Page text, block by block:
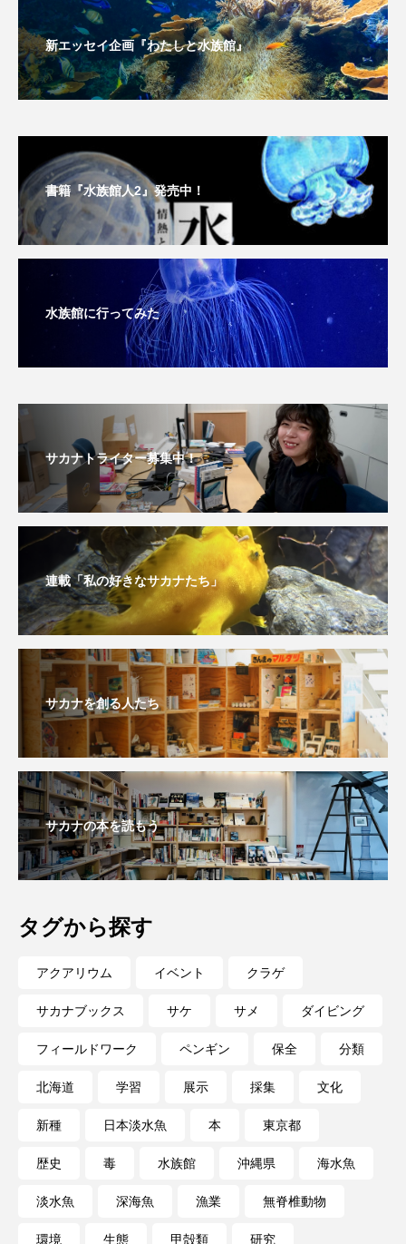
ソトオリイワシ ソラスズメダイ
タイコウチ タイドプール タカエビ
タカラガイ タガメ タコ タコクラゲ
タコブネ タチウオ タナゴ
タラバガニ ダイオウイカ ダイオウカサゴ
ダイサギ ダンゴウオ
チョウザメ
チリメンモンスター チンアナゴ
テナガエビ デンキウナギ
トゲウオ トド トラウツボ トラフグ
トラフザメ トラフシャコ トンボ
ドキュメンタリー ドジョウ
ドチザメ ナマズ ナンヨウブダイ
ナンヨウマンタ ニギス ニシキアナゴ
ニシキフウライウオ ニシシマドジョウ
ニジハギ ニジマス ニセゴイシウツボ
ニフレル ニホンカワウソ ニホンザリガニ
ニホンナマズ ニュウドウカジカ
ヌノサラシ ヌマガエル ヌマムツ
ネコギギ ネコザメ ノコギリダイ
ノロゲンゲ ハス ハゼ ハタタテダイ
ハタハタ ハダカゾウクラゲ
ハナシャコ ハナダイ ハナビラウオ
ハナミノカサゴ ハブクラゲ ハリヨ
バイオロギング バショウカジキ
バンドウイルカ ヒゲソリダイ ヒゲダイ
新エッセイ企画『わたしと水族館』
書籍『水族館人2』発売中！
水族館に行ってみた
サカナトライター募集中！
連載「私の好きなサカナたち」
サカナを創る人たち
サカナの本を読もう
タグから探す
アクアリウム イベント クラゲ
サカナブックス サケ サメ ダイビング
フィールドワーク ペンギン 保全 分類
北海道 学習 展示 採集 文化
新種 日本淡水魚 本 東京都
歴史 毒 水族館 沖縄県 海水魚
淡水魚 深海魚 漁業 無脊椎動物
環境 生態 甲殻類 研究